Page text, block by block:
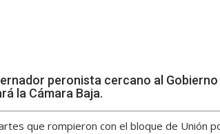
peronista cercano al Gobierno
la Cámara Baja.
que rompieron con el bloque de Unión